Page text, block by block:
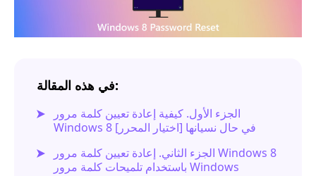
في هذه المقالة:
الجزء الأول. كيفية إعادة تعيين كلمة مرور
Windows 8 في حال نسيانها [اختيار المحرر]
الجزء الثاني. إعادة تعيين كلمة مرور Windows 8
باستخدام تلميحات كلمة مرور Windows